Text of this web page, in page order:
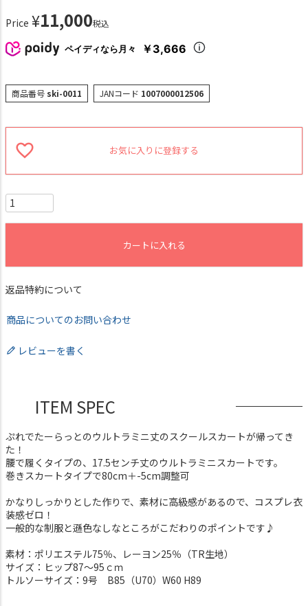
Price ¥11,000税込
ペイディなら月々 ￥3,666
商品番号 ski-0011 JANコード 1007000012506
お気に入りに登録する
カートに入れる
返品特約について
商品についてのお問い合わせ
レビューを書く
ITEM SPEC
ぷれでたーらっとのウルトラミニ丈のスクールスカートが帰ってき
た！
腰で履くタイプの、17.5センチ丈のウルトラミニスカートです。
巻きスカートタイプで80cm＋-5cm調整可
かなりしっかりとした作りで、素材に高級感があるので、コスプレ衣
装感ゼロ！
一般的な制服と遜色なしなところがこだわりのポイントです♪
素材：ポリエステル75％、レーヨン25％（TR生地）
サイズ：ヒップ87～95ｃｍ
トルソーサイズ：9号 B85（U70）W60 H89